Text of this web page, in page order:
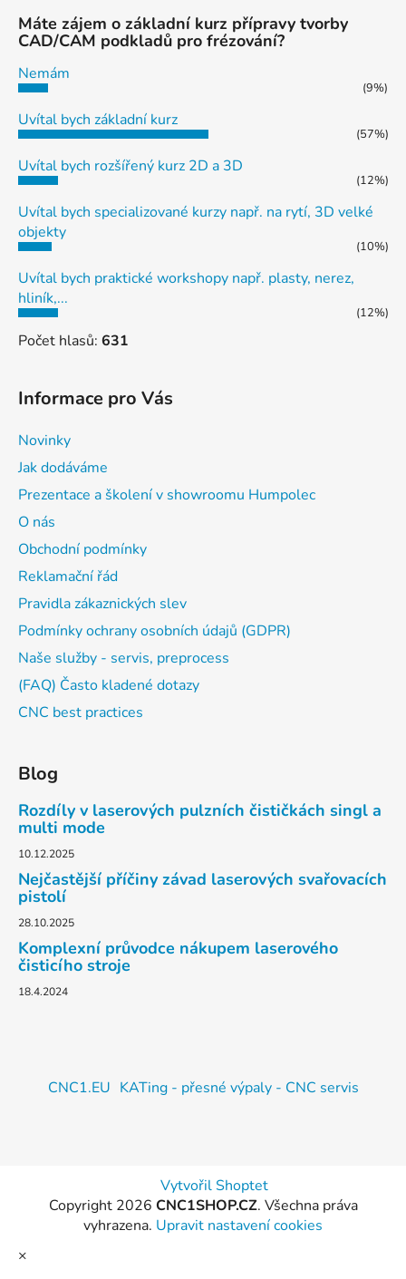
Máte zájem o základní kurz přípravy tvorby
CAD/CAM podkladů pro frézování?
Nemám
(9%)
Uvítal bych základní kurz
(57%)
Uvítal bych rozšířený kurz 2D a 3D
(12%)
Uvítal bych specializované kurzy např. na rytí, 3D velké
objekty
(10%)
Uvítal bych praktické workshopy např. plasty, nerez,
hliník,...
(12%)
Počet hlasů: 631
Informace pro Vás
Novinky
Jak dodáváme
Prezentace a školení v showroomu Humpolec
O nás
Obchodní podmínky
Reklamační řád
Pravidla zákaznických slev
Podmínky ochrany osobních údajů (GDPR)
Naše služby - servis, preprocess
(FAQ) Často kladené dotazy
CNC best practices
Blog
Rozdíly v laserových pulzních čističkách singl a
multi mode
10.12.2025
Nejčastější příčiny závad laserových svařovacích
pistolí
28.10.2025
Komplexní průvodce nákupem laserového
čisticího stroje
18.4.2024
CNC1.EU KATing - přesné výpaly - CNC servis
Vytvořil Shoptet
Copyright 2026 CNC1SHOP.CZ. Všechna práva
vyhrazena. Upravit nastavení cookies
×